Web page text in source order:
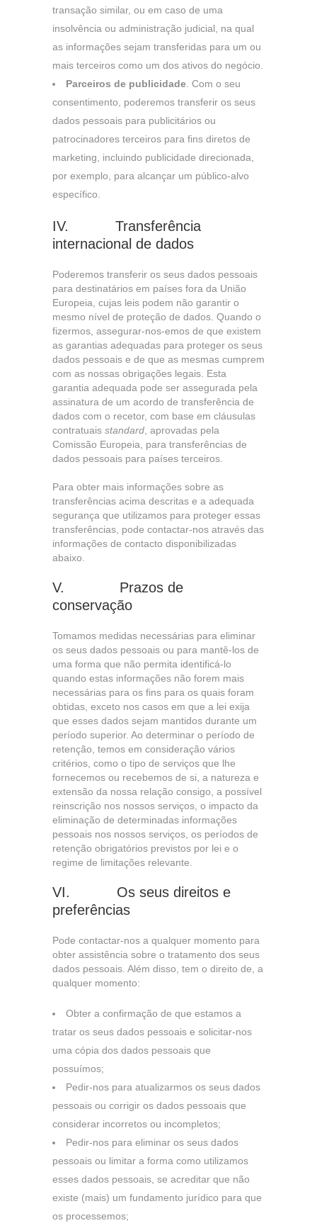
transação similar, ou em caso de uma
insolvência ou administração judicial, na qual
as informações sejam transferidas para um ou
mais terceiros como um dos ativos do negócio.
Parceiros de publicidade . Com o seu
consentimento, poderemos transferir os seus
dados pessoais para publicitários ou
patrocinadores terceiros para fins diretos de
marketing, incluindo publicidade direcionada,
por exemplo, para alcançar um público-alvo
específico.
IV. Transferência
internacional de dados
Poderemos transferir os seus dados pessoais
para destinatários em países fora da União
Europeia, cujas leis podem não garantir o
mesmo nível de proteção de dados. Quando o
fizermos, assegurar-nos-emos de que existem
as garantias adequadas para proteger os seus
dados pessoais e de que as mesmas cumprem
com as nossas obrigações legais. Esta
garantia adequada pode ser assegurada pela
assinatura de um acordo de transferência de
dados com o recetor, com base em cláusulas
contratuais standard , aprovadas pela
Comissão Europeia, para transferências de
dados pessoais para países terceiros.
Para obter mais informações sobre as
transferências acima descritas e a adequada
segurança que utilizamos para proteger essas
transferências, pode contactar-nos através das
informações de contacto disponibilizadas
abaixo.
V. Prazos de
conservação
Tomamos medidas necessárias para eliminar
os seus dados pessoais ou para mantê-los de
uma forma que não permita identificá-lo
quando estas informações não forem mais
necessárias para os fins para os quais foram
obtidas, exceto nos casos em que a lei exija
que esses dados sejam mantidos durante um
período superior. Ao determinar o período de
retenção, temos em consideração vários
critérios, como o tipo de serviços que lhe
fornecemos ou recebemos de si, a natureza e
extensão da nossa relação consigo, a possível
reinscrição nos nossos serviços, o impacto da
eliminação de determinadas informações
pessoais nos nossos serviços, os períodos de
retenção obrigatórios previstos por lei e o
regime de limitações relevante.
VI. Os seus direitos e
preferências
Pode contactar-nos a qualquer momento para
obter assistência sobre o tratamento dos seus
dados pessoais. Além disso, tem o direito de, a
qualquer momento:
Obter a confirmação de que estamos a
tratar os seus dados pessoais e solicitar-nos
uma cópia dos dados pessoais que
possuímos;
Pedir-nos para atualizarmos os seus dados
pessoais ou corrigir os dados pessoais que
considerar incorretos ou incompletos;
Pedir-nos para eliminar os seus dados
pessoais ou limitar a forma como utilizamos
esses dados pessoais, se acreditar que não
existe (mais) um fundamento jurídico para que
os processemos;